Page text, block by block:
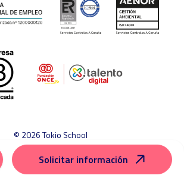
© 2026 Tokio School
de cookies
Mapa del sitio
Canal ético
Solicitar información